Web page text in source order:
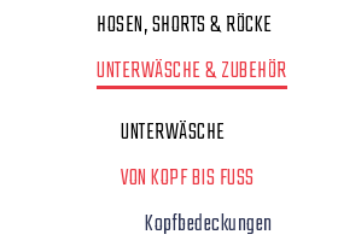
HOSEN, SHORTS & RÖCKE
UNTERWÄSCHE & ZUBEHÖR
UNTERWÄSCHE
VON KOPF BIS FUSS
Kopfbedeckungen